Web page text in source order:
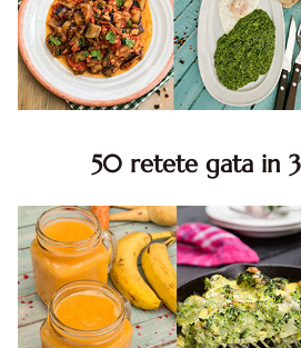
50 retete gata in
minute. Retete rapide. Retete
retete mancare